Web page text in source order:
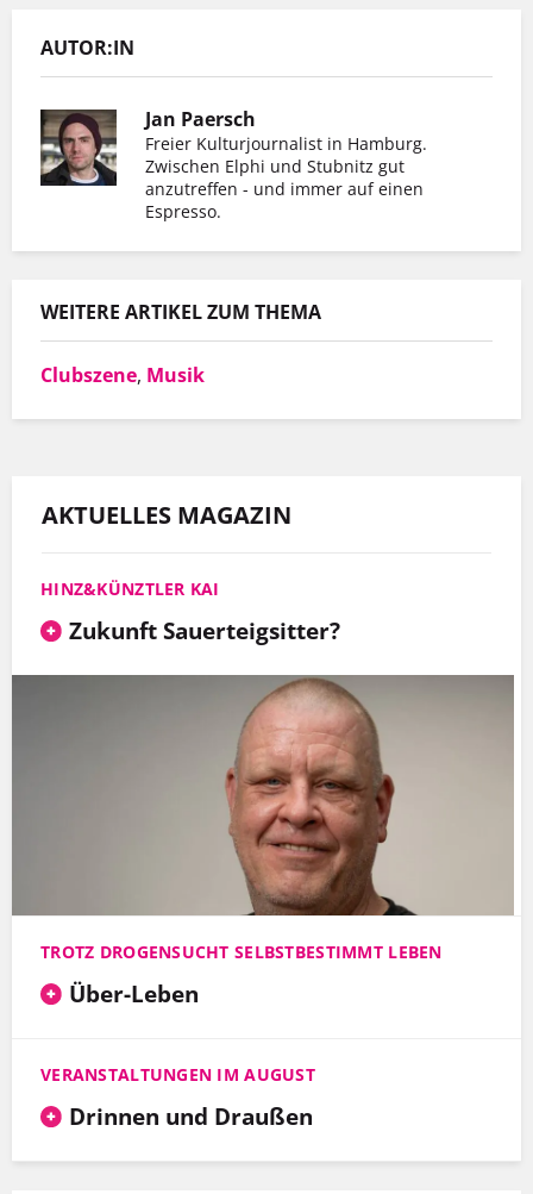
AUTOR:IN
Jan Paersch
Freier Kulturjournalist in Hamburg.
Zwischen Elphi und Stubnitz gut
anzutreffen - und immer auf einen
Espresso.
WEITERE ARTIKEL ZUM THEMA
Clubszene, Musik
Spinne teilt nicht nur Kaffee aus, sondern
auch mal einen Spruch.
MEHR INFOS
AKTUELLES MAGAZIN
HINZ&KÜNZTLER KAI
Zukunft Sauerteigsitter?
TROTZ DROGENSUCHT SELBSTBESTIMMT LEBEN
Über-Leben
VERANSTALTUNGEN IM AUGUST
Drinnen und Draußen